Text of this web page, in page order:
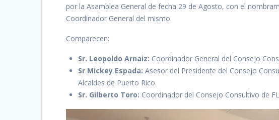
por la Asamblea General de fecha 29 de Agosto, con el
Coordinador General del mismo.
Comparecen:
Sr. Leopoldo Arnaiz: Coordinador General del Consejo
Sr Mickey Espada:Asesor del Presidente del Consejo
Alcaldes de Puerto Rico.
Sr. Gilberto Toro: Coordinador del Consejo Consultivo de